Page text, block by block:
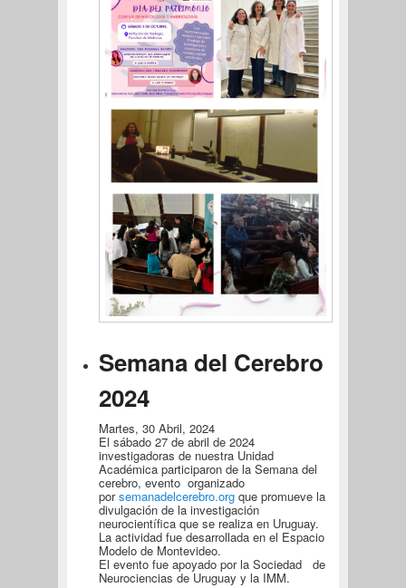
Semana del Cerebro
2024
Martes, 30 Abril, 2024
El sábado 27 de abril de 2024
investigadoras de nuestra Unidad
Académica participaron de la Semana del
cerebro, evento organizado
porsemanadelcerebro.orgque promueve la
divulgación de la investigación
neurocientífica que se realiza en Uruguay.
La actividad fue desarrollada en el Espacio
Modelo de Montevideo.
El evento fue apoyado por la Sociedad de
Neurociencias de Uruguay y la IMM.